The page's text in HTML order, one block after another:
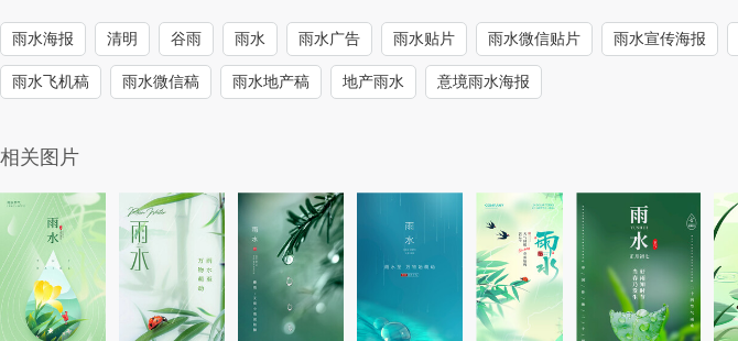
雨水海报 清明 谷雨 雨水 雨水广告 雨水贴片 雨水微信贴片 雨水宣传海报
雨水飞机稿 雨水微信稿 雨水地产稿 地产雨水 意境雨水海报
相关图片